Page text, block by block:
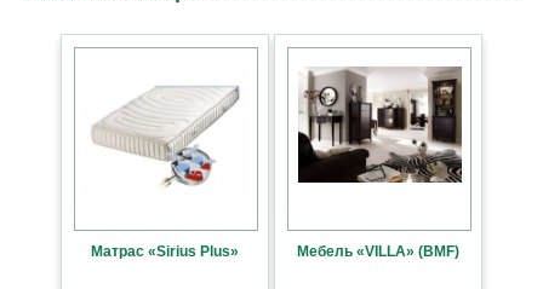
Матрас «Sirius Plus» Мебель «VILLA» (BMF)